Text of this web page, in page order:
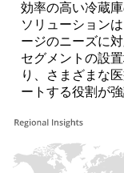
効率の高い冷蔵
ソリューション
ージのニーズに
セグメントの設
り、さまざまな
ートする役割が